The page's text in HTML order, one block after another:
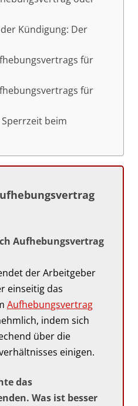
Kündigung: Der
für
für
beim
Aufhebungsvertrag
der Arbeitgeber
einseitig das
Aufhebungsvertrag
indem sich
über die
einigen.
das
Was ist besser